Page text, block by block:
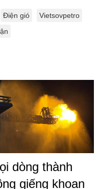
Điện gió
Vietsovpetro
dòng thành
giếng khoan